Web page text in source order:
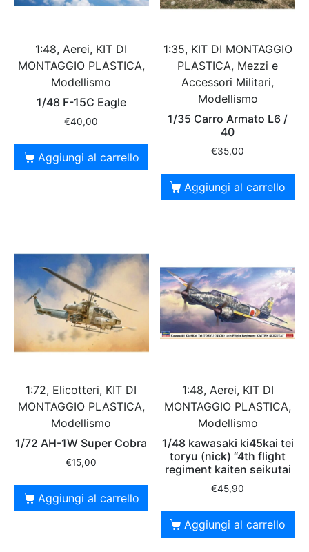
1:48, Aerei, KIT DI
MONTAGGIO PLASTICA,
Modellismo
1/48 F-15C Eagle
€40,00
Aggiungi al carrello
1:35, KIT DI MONTAGGIO
PLASTICA, Mezzi e
Accessori Militari,
Modellismo
1/35 Carro Armato L6 /
40
€35,00
Aggiungi al carrello
1:72, Elicotteri, KIT DI
MONTAGGIO PLASTICA,
Modellismo
1/72 AH-1W Super Cobra
€15,00
Aggiungi al carrello
1:48, Aerei, KIT DI
MONTAGGIO PLASTICA,
Modellismo
1/48 kawasaki ki45kai tei
toryu (nick) “4th flight
regiment kaiten seikutai
€45,90
Aggiungi al carrello